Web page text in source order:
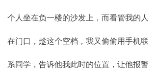
个人坐在负一楼的沙发上，而看管我的人
在门口，趁这个空档，我又偷偷用手机联
系同学，告诉他我此时的位置，让他报警